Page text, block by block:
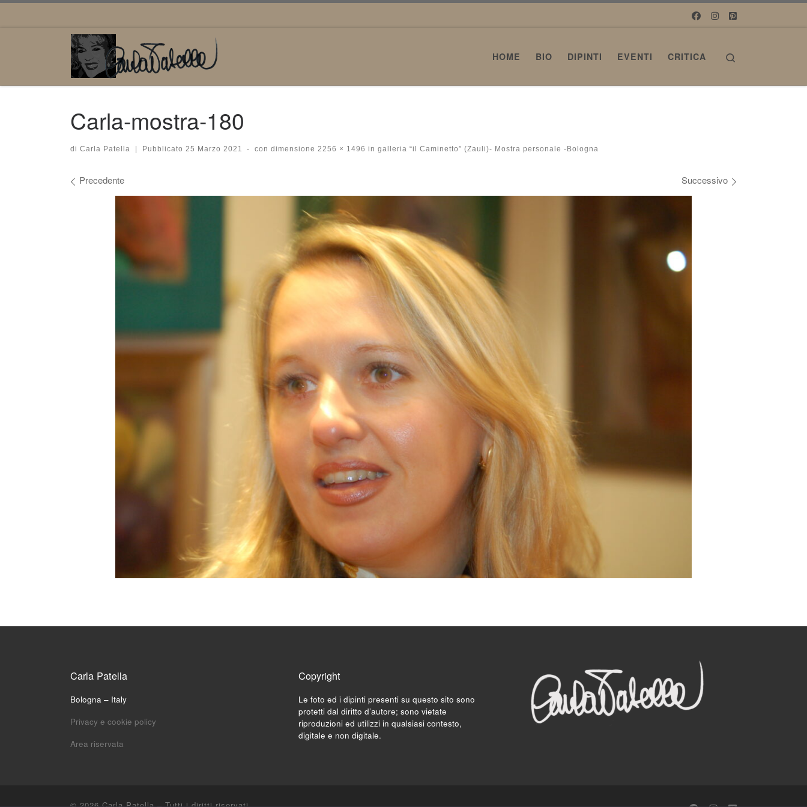
HOME BIO DIPINTI EVENTI CRITICA
Carla-mostra-180
di Carla Patella Pubblicato 25 Marzo 2021 - con dimensione 2256 × 1496 in galleria “il Caminetto” (Zauli)- Mostra personale -Bologna
Navigazione immagini
Precedente Successivo
Carla Patella
Bologna – Italy
Privacy e cookie policy
Area riservata
Copyright
Le foto ed i dipinti presenti su questo sito sono
protetti dal diritto d’autore; sono vietate
riproduzioni ed utilizzi in qualsiasi contesto,
digitale e non digitale.